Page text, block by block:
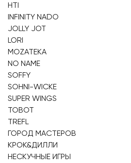
HTI
INFINITY NADO
JOLLY JOT
LORI
MOZATEKA
NO NAME
SOFFY
SOHNI-WICKE
SUPER WINGS
TOBOT
TREFL
ГОРОД МАСТЕРОВ
КРОК&ДИЛЛИ
НЕСКУЧНЫЕ ИГРЫ